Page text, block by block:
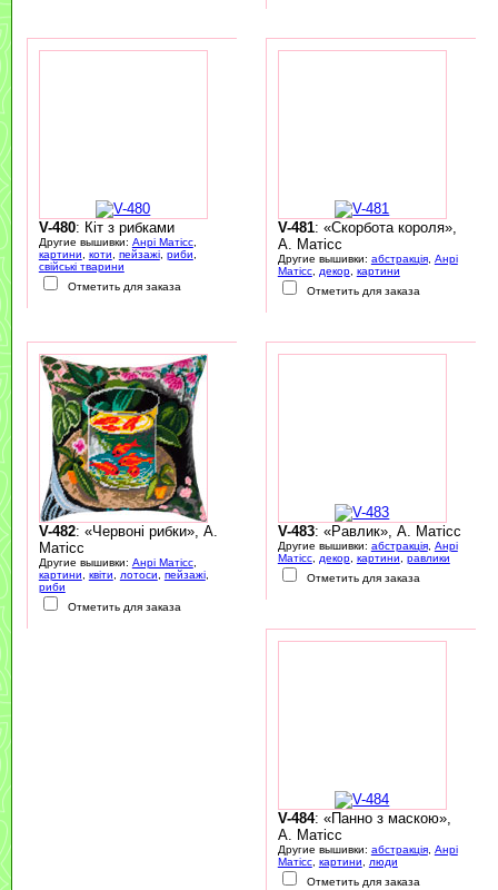
V-480: Кіт з рибками
Другие вышивки: Анрі Матісс,
картини
коти пейзажі, риби
свійські тварини
Отметить для заказа
V-481: «Скорбота короля»,
А. Матісс
Другие вышивки: абстракція, Анрі
Матісс, декор, картини
Отметить для заказа
V-482: «Червоні рибки», А.
Матісс
Другие вышивки: Анрі Матісс,
картини
квіти лотоси пейзажі,
риби
Отметить для заказа
V-483: «Равлик», А. Матісс
Другие вышивки: абстракція, Анрі
Матісс, декор, картини
равлики
Отметить для заказа
V-484: «Панно з маскою»,
А. Матісс
Другие вышивки: абстракція, Анрі
Матісс, картини
люди
Отметить для заказа